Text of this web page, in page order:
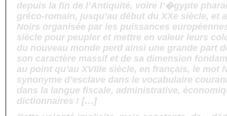
depuis la fin de l’Antiquité, voire l’�gypte
gréco-romain, jusqu’au début du XXe siècle, et
Noirs organisée par les puissances
siècle pour peupler et mettre en valeur leurs
du nouveau monde perd ainsi une grande part
son caractère massif et de sa dimension
au point qu’au XVIIIe siècle, en français, le mot
synonyme d’esclave dans le vocabulaire
dans la langue fiscale, administrative,
dictionnaires ! […]